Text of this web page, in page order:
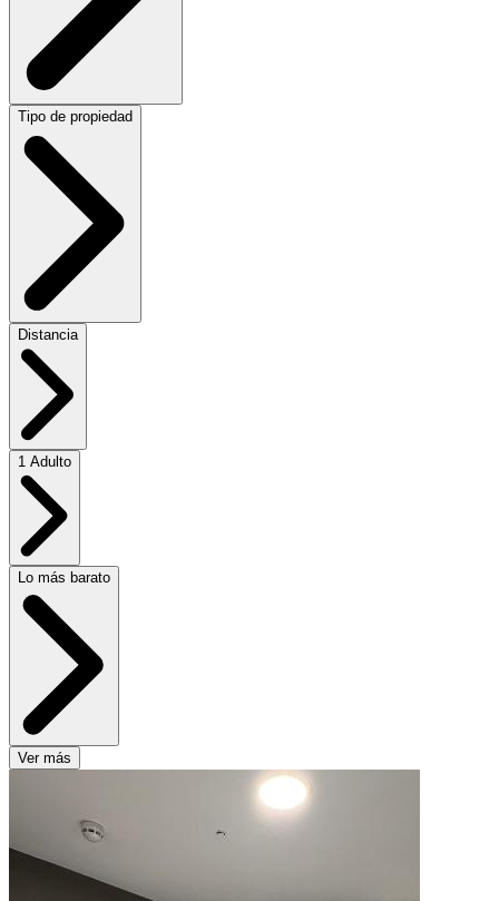
Tipo de propiedad
Distancia
1 Adulto
Lo más barato
Ver más